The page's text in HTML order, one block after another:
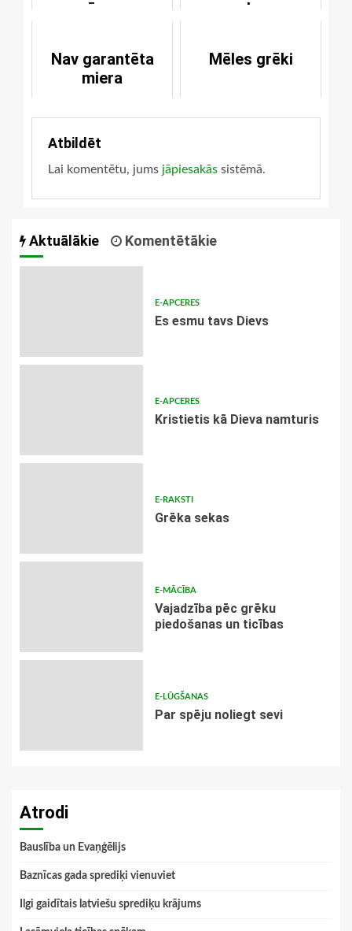
zīmes
sekas
Nav garantēta
miera
Mēles grēki
Atbildēt
Lai komentētu, jums jāpiesakās sistēmā.
Aktuālākie Komentētākie
E-APCERES
Es esmu tavs Dievs
E-APCERES
Kristietis kā Dieva namturis
E-RAKSTI
Grēka sekas
E-MĀCĪBA
Vajadzība pēc grēku
piedošanas un ticības
E-LŪGŠANAS
Par spēju noliegt sevi
Atrodi
Bauslība un Evaņģēlijs
Baznīcas gada sprediķi vienuviet
Ilgi gaidītais latviešu sprediķu krājums